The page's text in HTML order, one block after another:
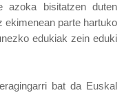
azoka bisitatzen duten
ekimenean parte hartuko
edukiak zein eduki
bat da Euskal